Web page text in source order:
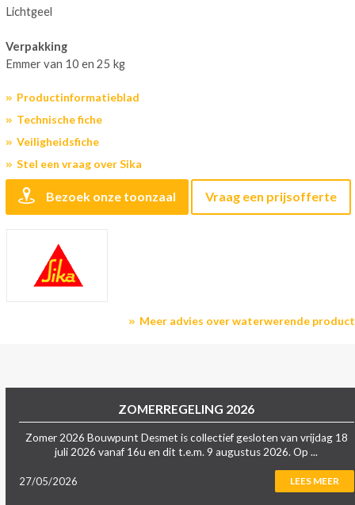
Lichtgeel
Verpakking
Emmer van 10 en 25 kg
Meer advies over waterwerende
Productinformatieblad
Technische fiche
Veiligheidsfiche
Stel een vraag over Sika
Bezoek onze toonzaal Vraag een prijsofferte
ZOMERREGELING 2026
Zomer 2026 Bouwpunt Desmet is collectief gesloten van vrijdag 18
juli 2026 vanaf 16u en dit t.e.m. 9 augustus 2026. Op ...
27/05/2026 LEES MEER